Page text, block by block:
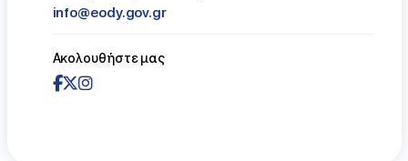
info@eody.gov.gr
Ακολουθήστε μας